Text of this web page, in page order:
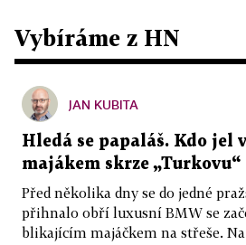
Vybíráme z HN
JAN KUBITA
Hledá se papaláš. Kdo jel
majákem skrze
Před několika dny se do jedné
přihnalo obří luxusní BMW se
blikajícím majáčkem na střeše.